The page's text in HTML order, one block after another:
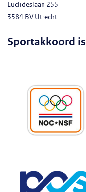
Euclideslaan 255
3584 BV Utrecht
Sportakkoord